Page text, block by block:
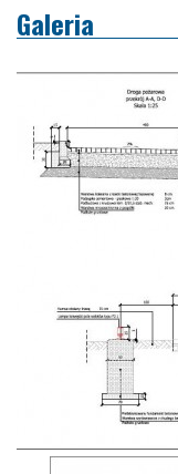
Galeria